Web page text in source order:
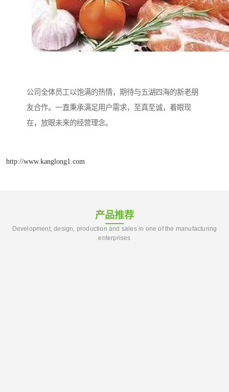
公司全体员工以饱满的热情，期待与五湖四海的新老朋
友合作。一直秉承满足用户需求，至真至诚，着眼现
在，放眼未来的经营理念。
http://www.kanglong1.com
产品推荐
Development, design, production and sales in one of the manufacturing
enterprises